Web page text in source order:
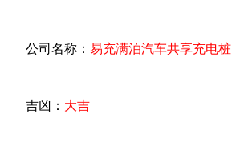
公司名称： 易充满泊汽车共享充电桩
吉凶： 大吉